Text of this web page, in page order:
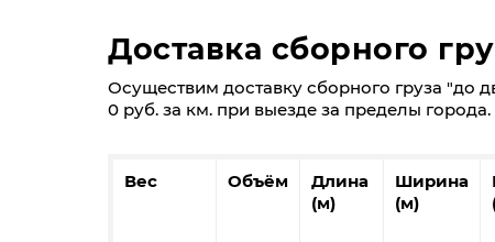
Доставка сборного
Осуществим доставку сборного груза "до
0 руб. за км. при выезде за пределы города.
Вес Объём
Длина
(м)
Ширина
(м)